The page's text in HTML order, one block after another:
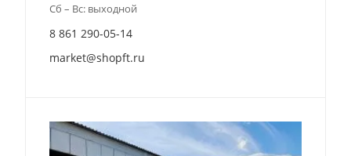
Сб – Вс: выходной
8 861 290-05-14
market@shopft.ru